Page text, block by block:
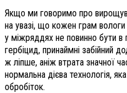
Якщо ми говоримо про
на увазі, що кожен грам вологи
у міжряддях не повинно бути в
гербіцид, принаймні забійний
ж ліпше, аніж втрата значної
нормальна дієва технологія,
обробіток.